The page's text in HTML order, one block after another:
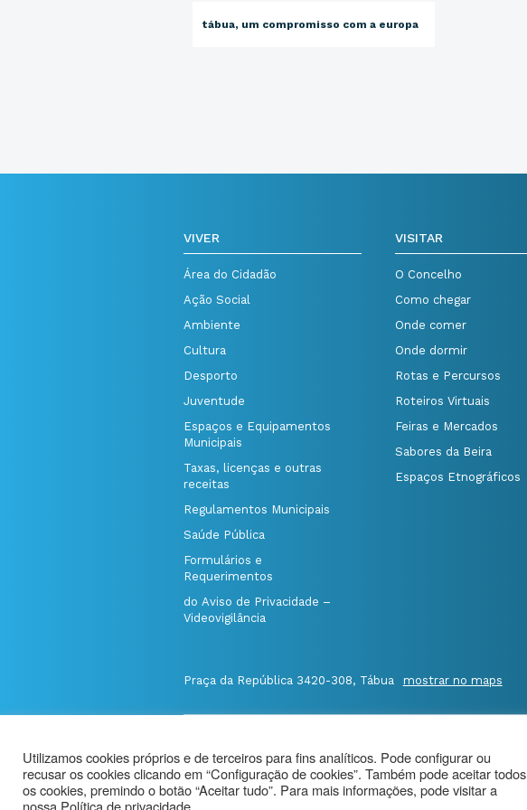
tábua, um compromisso com a europa
VIVER
Área do Cidadão
Ação Social
Ambiente
Cultura
Desporto
Juventude
Espaços e Equipamentos
Municipais
Taxas, licenças e outras
receitas
Regulamentos Municipais
Saúde Pública
Formulários e
Requerimentos
do Aviso de Privacidade –
Videovigilância
VISITAR
O Concelho
Como chegar
Onde comer
Onde dormir
Rotas e Percursos
Roteiros Virtuais
Feiras e Mercados
Sabores da Beira
Espaços Etnográficos
Praça da República 3420-308, Tábua mostrar no maps
Politica de Privacidade
|
Aviso de Privacidade - Videovigilância
Utilizamos cookies próprios e de terceiros para fins analíticos. Pode configurar ou
recusar os cookies clicando em “Configuração de cookies”. Também pode aceitar todos
os cookies, premindo o botão “Aceitar tudo”. Para mais informações, pode visitar a
nossa Política de privacidade.